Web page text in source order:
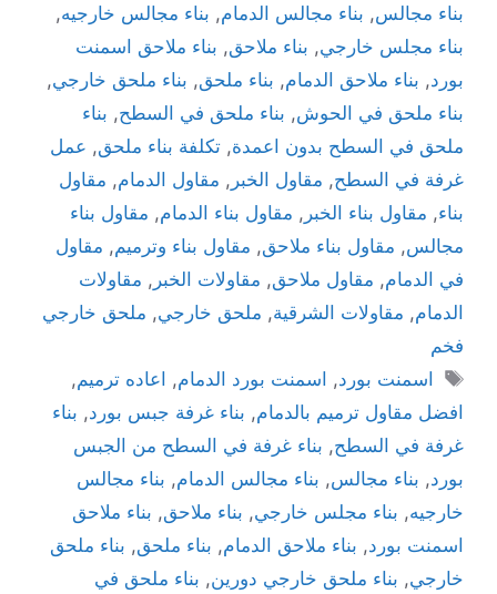
بناء مجالس, بناء مجالس الدمام, بناء مجالس خارجيه,
بناء مجلس خارجي, بناء ملاحق, بناء ملاحق اسمنت
بورد, بناء ملاحق الدمام, بناء ملحق, بناء ملحق خارجي,
بناء ملحق في الحوش, بناء ملحق في السطح, بناء
ملحق في السطح بدون اعمدة, تكلفة بناء ملحق, عمل
غرفة في السطح, مقاول الخبر , مقاول الدمام, مقاول
بناء, مقاول بناء الخبر , مقاول بناء الدمام, مقاول بناء
مجالس, مقاول بناء ملاحق, مقاول بناء وترميم, مقاول
في الدمام, مقاول ملاحق, مقاولات الخبر , مقاولات
الدمام, مقاولات الشرقية, ملحق خارجي, ملحق خارجي
فخم
اسمنت بورد, اسمنت بورد الدمام, اعاده ترميم,
افضل مقاول ترميم بالدمام, بناء غرفة جبس بورد, بناء
غرفة في السطح, بناء غرفة في السطح من الجبس
بورد, بناء مجالس, بناء مجالس الدمام, بناء مجالس
خارجيه, بناء مجلس خارجي, بناء ملاحق, بناء ملاحق
اسمنت بورد, بناء ملاحق الدمام, بناء ملحق, بناء ملحق
خارجي, بناء ملحق خارجي دورين, بناء ملحق في